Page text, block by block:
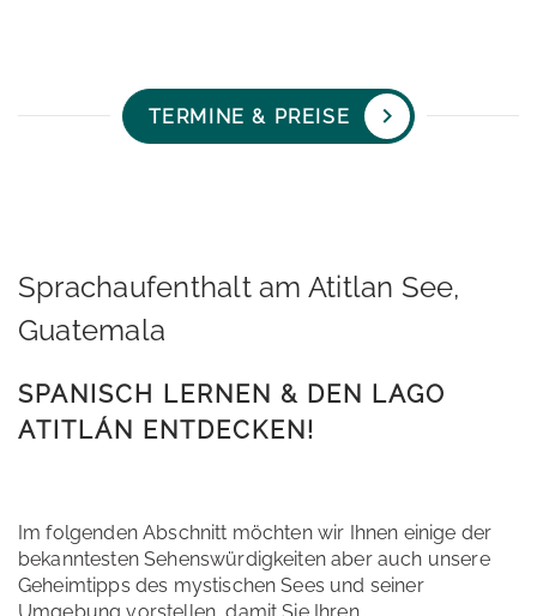
TERMINE & PREISE
Sprachaufenthalt am Atitlan See,
Guatemala
SPANISCH LERNEN & DEN LAGO
ATITLÁN ENTDECKEN!
Im folgenden Abschnitt möchten wir Ihnen einige der
bekanntesten Sehenswürdigkeiten aber auch unsere
Geheimtipps des mystischen Sees und seiner